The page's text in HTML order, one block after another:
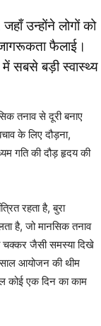
उन्होंने लोगों को
फैलाई।
सबसे बड़ी स्वास्थ्य
तनाव से दूरी बनाए
के लिए दौड़ना,
गति की दौड़ हृदय की
रहता है, बुरा
है, जो मानसिक तनाव
चक्कर जैसी समस्या दिखे
साल आयोजन की थीम
कोई एक दिन का काम